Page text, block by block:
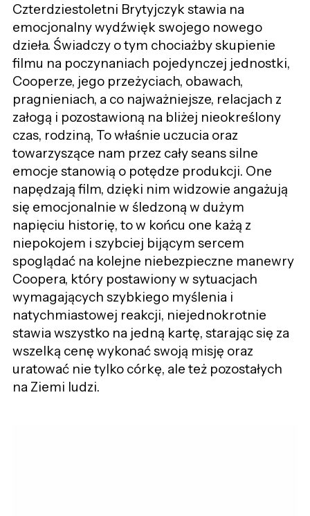
Czterdziestoletni Brytyjczyk stawia na
emocjonalny wydźwięk swojego nowego
dzieła. Świadczy o tym chociażby skupienie
filmu na poczynaniach pojedynczej jednostki,
Cooperze, jego przeżyciach, obawach,
pragnieniach, a co najważniejsze, relacjach z
załogą i pozostawioną na bliżej nieokreślony
czas, rodziną, To właśnie uczucia oraz
towarzyszące nam przez cały seans silne
emocje stanowią o potędze produkcji. One
napędzają film, dzięki nim widzowie angażują
się emocjonalnie w śledzoną w dużym
napięciu historię, to w końcu one każą z
niepokojem i szybciej bijącym sercem
spoglądać na kolejne niebezpieczne manewry
Coopera, który postawiony w sytuacjach
wymagających szybkiego myślenia i
natychmiastowej reakcji, niejednokrotnie
stawia wszystko na jedną kartę, starając się za
wszelką cenę wykonać swoją misję oraz
uratować nie tylko córkę, ale też pozostałych
na Ziemi ludzi.